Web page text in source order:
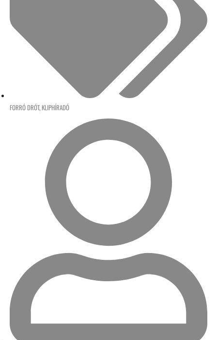
FORRÓ DRÓT, KLIPHÍRADÓ